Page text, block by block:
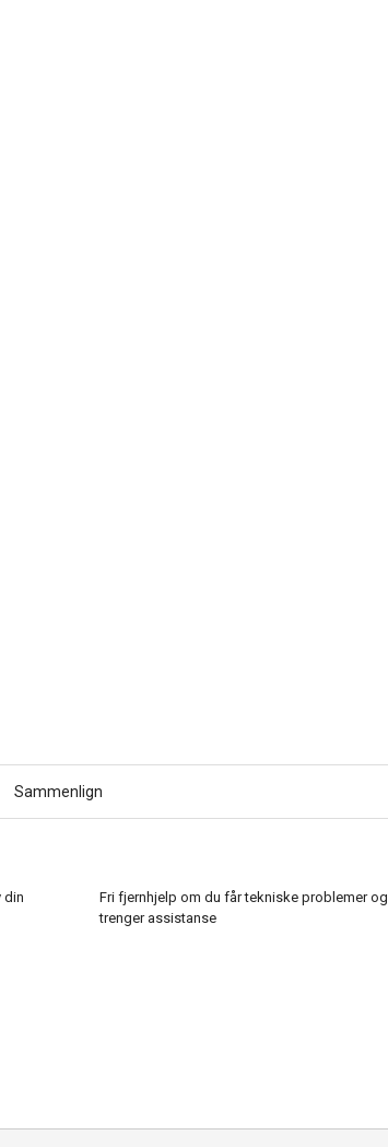
din
Fri fjernhjelp om du får tekniske problemer og
trenger assistanse
Sammenlign